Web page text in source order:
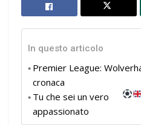
In questo articolo
Premier League:
cronaca
Tu che sei un vero
appassionato